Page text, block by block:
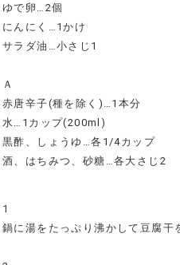
ゆで卵…2個
にんにく…1かけ
サラダ油…小さじ1
Ａ
赤唐辛子(種を除く)…1本分
水…1カップ(200ml)
黒酢、しょうゆ…各1/4カップ
酒、はちみつ、砂糖…各大さじ2
1
鍋に湯をたっぷり沸かして豆腐干